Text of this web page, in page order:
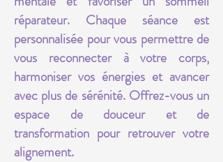
réparateur. Chaque séance est
personnalisée pour vous permettre de
vous reconnecter à votre corps,
harmoniser vos énergies et avancer
avec plus de sérénité. Offrez-vous un
espace de douceur et de
transformation pour retrouver votre
alignement.